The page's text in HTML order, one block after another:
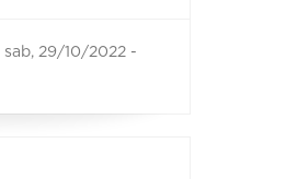
sab, 29/10/2022 -